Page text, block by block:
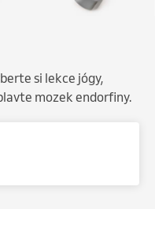
si lekce jógy,
mozek endorfiny.